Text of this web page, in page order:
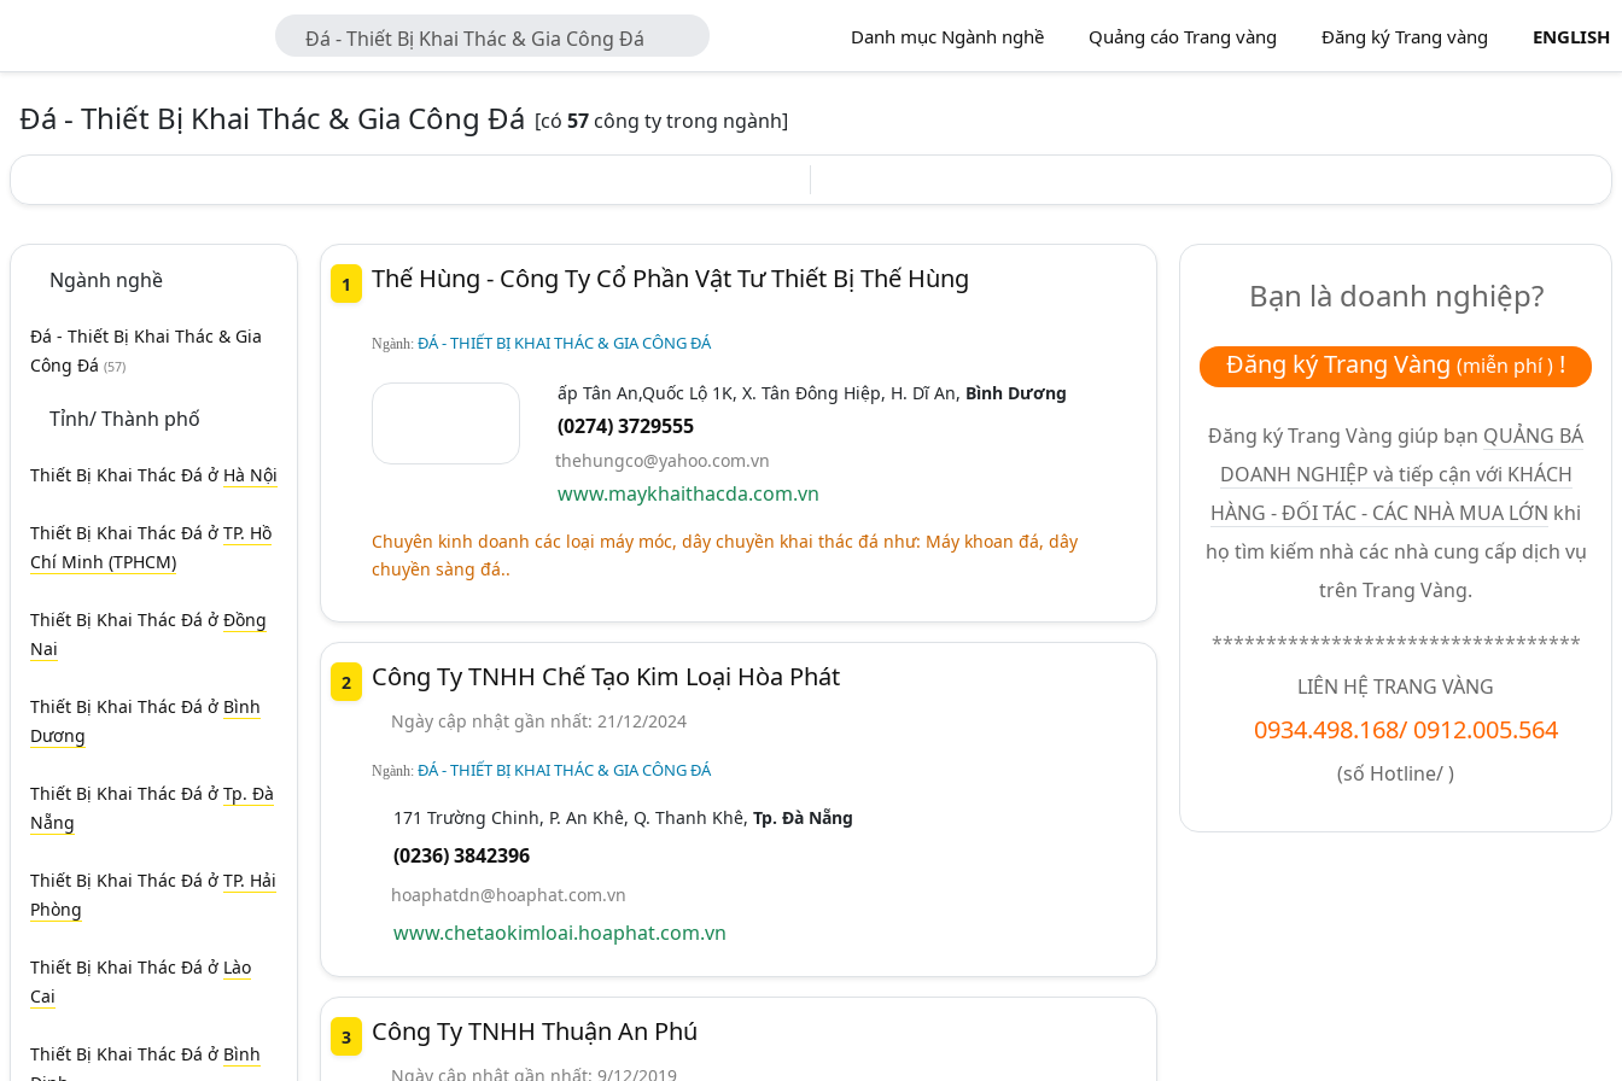
Đá - Thiết Bị Khai Thác & Gia Công Đá Danh mục Ngành nghề Quảng cáo Trang vàng Đăng ký Trang vàng ENGLISH
Đá - Thiết Bị Khai Thác & Gia Công Đá [có 57 công ty trong ngành]
Ngành nghề
Đá - Thiết Bị Khai Thác & Gia
Công Đá (57)
Tỉnh/ Thành phố
Thiết Bị Khai Thác Đá ở Hà Nội
Thiết Bị Khai Thác Đá ở TP. Hồ
Chí Minh (TPHCM)
Thiết Bị Khai Thác Đá ở Đồng
Nai
Thiết Bị Khai Thác Đá ở Bình
Dương
Thiết Bị Khai Thác Đá ở Tp. Đà
Nẵng
Thiết Bị Khai Thác Đá ở TP. Hải
Phòng
Thiết Bị Khai Thác Đá ở Lào
Cai
Thiết Bị Khai Thác Đá ở Bình
1 Thế Hùng - Công Ty Cổ Phần Vật Tư Thiết Bị Thế Hùng
Ngành: ĐÁ - THIẾT BỊ KHAI THÁC & GIA CÔNG ĐÁ
ấp Tân An,Quốc Lộ 1K, X. Tân Đông Hiệp, H. Dĩ An, Bình Dương
(0274) 3729555
thehungco@yahoo.com.vn
www.maykhaithacda.com.vn
Chuyên kinh doanh các loại máy móc, dây chuyền khai thác đá như: Máy khoan đá, dây
chuyền sàng đá..
2 Công Ty TNHH Chế Tạo Kim Loại Hòa Phát
Ngày cập nhật gần nhất: 21/12/2024
Ngành: ĐÁ - THIẾT BỊ KHAI THÁC & GIA CÔNG ĐÁ
171 Trường Chinh, P. An Khê, Q. Thanh Khê, Tp. Đà Nẵng
(0236) 3842396
hoaphatdn@hoaphat.com.vn
www.chetaokimloai.hoaphat.com.vn
3 Công Ty TNHH Thuận An Phú
Ngày cập nhật gần nhất: 9/12/2019
Bạn là doanh nghiệp?
Đăng ký Trang Vàng(miễn phí ) !
Đăng ký Trang Vàng giúp bạn QUẢNG BÁ
DOANH NGHIỆP và tiếp cận với KHÁCH
HÀNG - ĐỐI TÁC - CÁC NHÀ MUA LỚN khi
họ tìm kiếm nhà các nhà cung cấp dịch vụ
trên Trang Vàng.
**********************************
LIÊN HỆ TRANG VÀNG
0934.498.168/ 0912.005.564
(số Hotline/)